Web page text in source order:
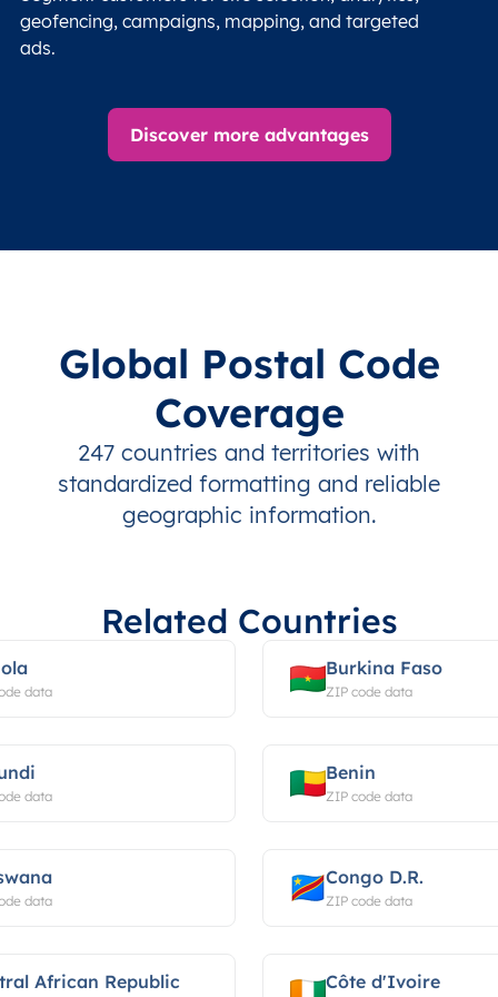
geofencing, campaigns, mapping, and targeted
ads.
Discover more advantages
Global Postal Code
Coverage
247 countries and territories with
standardized formatting and reliable
geographic information.
Related Countries
data
Burkina Faso
ZIP code data
data
Benin
ZIP code data
data
Congo D.R.
ZIP code data
African Republic Côte d'Ivoire